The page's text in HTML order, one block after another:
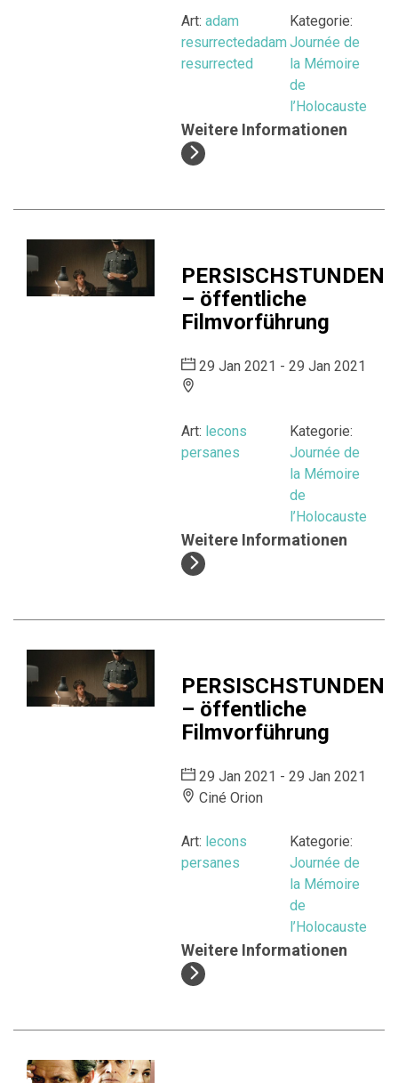
Art:adam
resurrectedadam
resurrected
Kategorie:
Journée de
la Mémoire
de
l’Holocauste
Weitere Informationen
PERSISCHSTUNDEN
– öffentliche
Filmvorführung
29 Jan 2021 - 29 Jan 2021
Art: lecons
persanes
Kategorie:
Journée de
la Mémoire
de
l’Holocauste
Weitere Informationen
PERSISCHSTUNDEN
– öffentliche
Filmvorführung
29 Jan 2021 - 29 Jan 2021
Ciné Orion
Art: lecons
persanes
Kategorie:
Journée de
la Mémoire
de
l’Holocauste
Weitere Informationen